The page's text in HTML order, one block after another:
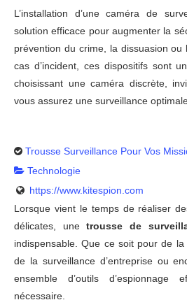
L’installation d’une caméra de
solution efficace pour augmenter la
prévention du crime, la dissuasion ou
cas d’incident, ces dispositifs sont
choisissant une caméra discrète,
vous assurez une surveillance
Trousse Surveillance Pour Vos
Technologie
https://www.kitespion.com
Lorsque vient le temps de réaliser
délicates, unetrousse de
indispensable. Que ce soit pour de la
de la surveillance d’entreprise ou
ensemble d’outils
nécessaire.